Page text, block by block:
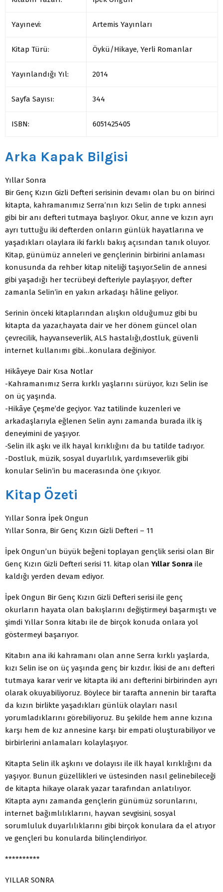
Yayınevi: Artemis Yayınları
Kitap Türü: Öykü/Hikaye, Yerli Romanlar
Yayınlandığı Yıl: 2014
Sayfa Sayısı: 344
ISBN: 6051425405
Arka Kapak Bilgisi
Yıllar Sonra
Bir Genç Kızın Gizli Defteri serisinin devamı olan bu on birinci
kitapta, kahramanımız Serra’nın kızı Selin de tıpkı annesi
gibi bir anı defteri tutmaya başlıyor. Okur, anne ve kızın ayrı
ayrı tuttuğu iki defterden onların günlük hayatlarına ve
yaşadıkları olaylara iki farklı bakış açısından tanık oluyor.
Kitap, günümüz anneleri ve gençlerinin birbirini anlaması
konusunda da rehber kitap niteliği taşıyor.Selin de annesi
gibi yaşadığı her tecrübeyi defteriyle paylaşıyor, defter
zamanla Selin’in en yakın arkadaşı hâline geliyor.
Serinin önceki kitaplarından alışkın olduğumuz gibi bu
kitapta da yazar,hayata dair ve her dönem güncel olan
çevrecilik, hayvanseverlik, ALS hastalığı,dostluk, güvenli
internet kullanımı gibi…konulara değiniyor.
Hikâyeye Dair Kısa Notlar
-Kahramanımız Serra kırklı yaşlarını sürüyor, kızı Selin ise
on üç yaşında.
-Hikâye Çeşme’de geçiyor. Yaz tatilinde kuzenleri ve
arkadaşlarıyla eğlenen Selin aynı zamanda burada ilk iş
deneyimini de yaşıyor.
-Selin ilk aşkı ve ilk hayal kırıklığını da bu tatilde tadıyor.
-Dostluk, müzik, sosyal duyarlılık, yardımseverlik gibi
konular Selin’in bu macerasında öne çıkıyor.
Kitap Özeti
Yıllar Sonra İpek Ongun
Yıllar Sonra, Bir Genç Kızın Gizli Defteri – 11
İpek Ongun’un büyük beğeni toplayan gençlik serisi olan Bir
Genç Kızın Gizli Defteri serisi 11. kitap olanYıllar Sonra ile
kaldığı yerden devam ediyor.
İpek Ongun Bir Genç Kızın Gizli Defteri serisi ile genç
okurların hayata olan bakışlarını değiştirmeyi başarmıştı ve
şimdi Yıllar Sonra kitabı ile de birçok konuda onlara yol
göstermeyi başarıyor.
Kitabın ana iki kahramanı olan anne Serra kırklı yaşlarda,
kızı Selin ise on üç yaşında genç bir kızdır. İkisi de anı defteri
tutmaya karar verir ve kitapta iki anı defterini birbirinden ayrı
olarak okuyabiliyoruz. Böylece bir tarafta annenin bir tarafta
da kızın birlikte yaşadıkları günlük olayları nasıl
yorumladıklarını görebiliyoruz. Bu şekilde hem anne kızına
karşı hem de kız annesine karşı bir empati oluşturabiliyor ve
birbirlerini anlamaları kolaylaşıyor.
Kitapta Selin ilk aşkını ve dolayısı ile ilk hayal kırıklığını da
yaşıyor. Bunun güzellikleri ve üstesinden nasıl gelinebileceği
de kitapta hikaye olarak yazar tarafından anlatılıyor.
Kitapta aynı zamanda gençlerin günümüz sorunlarını,
internet bağımlılıklarını, hayvan sevgisini, sosyal
sorumluluk duyarlılıklarını gibi birçok konulara da el atıyor
ve gençleri bu konularda bilinçlendiriyor.
**********
YILLAR SONRA